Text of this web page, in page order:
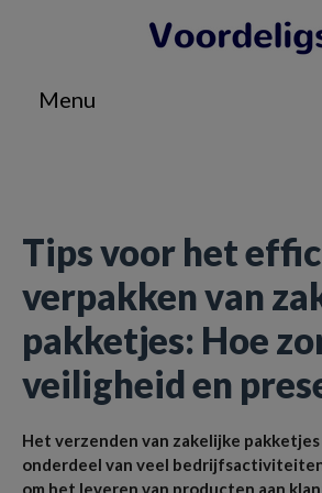
Menu
Tips voor het
verpakken van
pakketjes: Hoe
veiligheid en
Het verzenden van zakelijke
onderdeel van veel
om het leveren van producten aan